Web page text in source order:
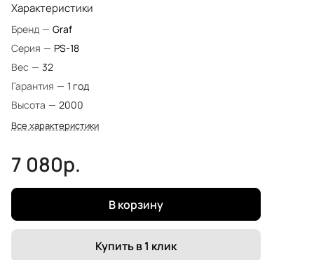
Характеристики
Бренд — Graf
Серия — PS-18
Вес — 32
Гарантия — 1 год
Высота — 2000
Все характеристики
7 080р.
В корзину
Купить в 1 клик